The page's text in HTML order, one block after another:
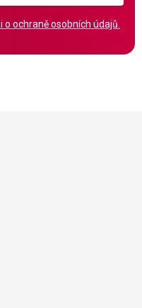
o ochraně osobních údajů.